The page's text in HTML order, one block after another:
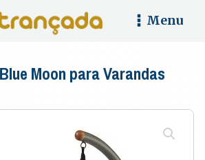
Menu
Moon para Varandas